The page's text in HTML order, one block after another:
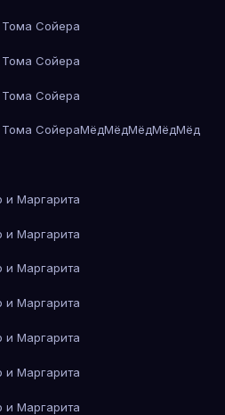
Сойера
Сойера
Сойера
СойераМёдМёдМёдМёдМёд
и Маргарита
и Маргарита
и Маргарита
и Маргарита
и Маргарита
и Маргарита
и Маргарита